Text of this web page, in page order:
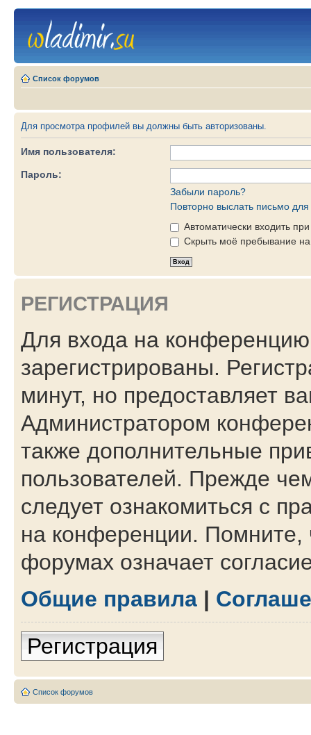
Список форумов
Для просмотра профилей вы должны быть авторизованы.
Имя пользователя:
Пароль:
Забыли пароль?
Повторно выслать письмо для
Автоматически входить
Скрыть моё пребывание
РЕГИСТРАЦИЯ
Для входа на
зарегистрированы.
минут, но предоставляет
Администратором
также дополнительные
пользователей. Прежде
следует ознакомиться с
на конференции. Помните,
форумах означает
Общие правила |
Регистрация
Список форумов